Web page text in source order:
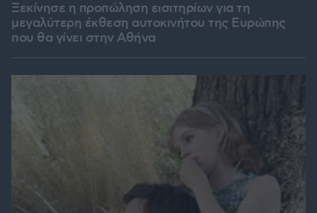
Ξεκίνησε η προπώληση εισιτηρίων για τη
μεγαλύτερη έκθεση αυτοκινήτου της Ευρώπης
που θα γίνει στην Αθήνα